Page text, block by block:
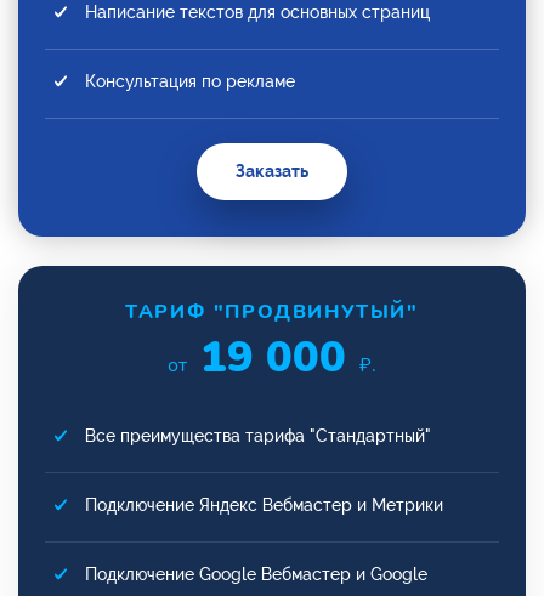
Написание текстов для основных страниц
Консультация по рекламе
Заказать
ТАРИФ "ПРОДВИНУТЫЙ"
от 19 000 ₽.
Все преимущества тарифа "Стандартный"
Подключение Яндекс Вебмастер и Метрики
Подключение Google Вебмастер и Google